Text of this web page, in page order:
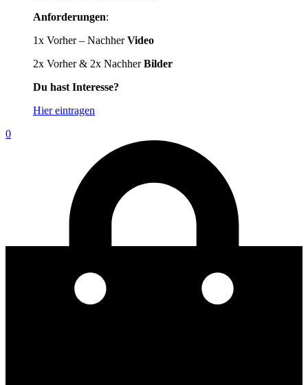
Anforderungen:
1x Vorher – NachherVideo
2x Vorher & 2x NachherBilder
Du hast Interesse?
Hier eintragen
0